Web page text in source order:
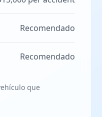
Recomendado
Recomendado
que